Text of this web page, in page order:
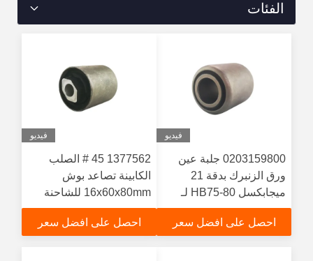
الفئات
فيديو
0203159800 جلبة عين
ورق الزنبرك بدقة 21
ميجابكسل HB75-80 لـ
BPW
احصل على افضل سعر
فيديو
1377562 45 # الصلب
الكابينة تصاعد بوش
16x60x80mm للشاحنة
احصل على افضل سعر